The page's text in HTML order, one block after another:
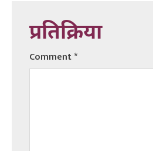
प्रतिक्रिया
Comment*